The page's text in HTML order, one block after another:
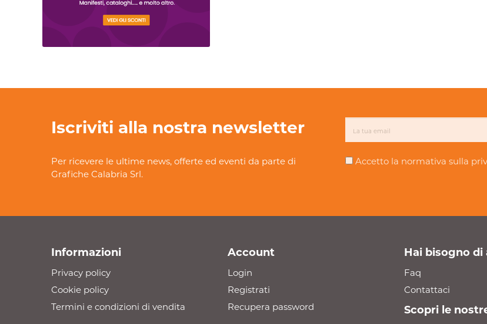
Iscriviti alla nostra newsletter
Per ricevere le ultime news, offerte ed eventi da parte di
Grafiche Calabria Srl.
Accetto la normativa sulla
Informazioni
Privacy policy
Cookie policy
Termini e condizioni di vendita
Account
Login
Registrati
Recupera password
Hai bisogno di
Faq
Contattaci
Scopri le